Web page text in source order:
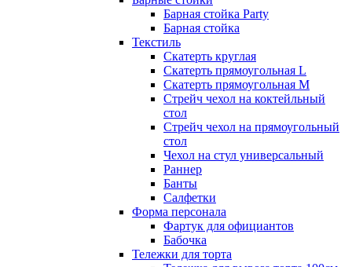
Барная стойка Party
Барная стойка
Текстиль
Скатерть круглая
Скатерть прямоугольная L
Скатерть прямоугольная M
Стрейч чехол на коктейльный
стол
Стрейч чехол на прямоугольный
стол
Чехол на стул универсальный
Раннер
Банты
Салфетки
Форма персонала
Фартук для официантов
Бабочка
Тележки для торта